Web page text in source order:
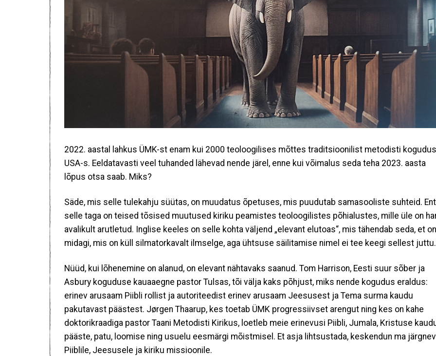
2022. aastal lahkus ÜMK-st enam kui 2000 teoloogilises mõttes traditsioonilist metodisti
USA-s. Eeldatavasti veel tuhanded lähevad nende järel, enne kui võimalus seda teha 2023. aasta
lõpus otsa saab. Miks?
Säde, mis selle tulekahju süütas, on muudatus õpetuses, mis puudutab samasooliste suhteid. Ent
selle taga on teised tõsised muutused kiriku peamistes teoloogilistes põhialustes, mille üle on
avalikult arutletud. Inglise keeles on selle kohta väljend „elevant elutoas“, mis tähendab seda, et on
midagi, mis on küll silmatorkavalt ilmselge, aga ühtsuse säilitamise nimel ei tee keegi sellest
Nüüd, kui lõhenemine on alanud, on elevant nähtavaks saanud. Tom Harrison, Eesti suur sõber ja
Asbury koguduse kauaaegne pastor Tulsas, tõi välja kaks põhjust, miks nende kogudus eraldus:
erinev arusaam Piibli rollist ja autoriteedist erinev arusaam Jeesusest ja Tema surma kaudu
pakutavast päästest. Jørgen Thaarup, kes toetab ÜMK progressiivset arengut ning kes on kahe
doktorikraadiga pastor Taani Metodisti Kirikus, loetleb meie erinevusi Piibli, Jumala, Kristuse
pääste, patu, loomise ning usuelu eesmärgi mõistmisel. Et asja lihtsustada, keskendun ma
Piiblile, Jeesusele ja kiriku missioonile.